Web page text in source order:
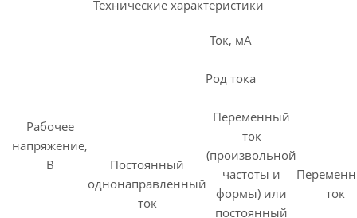
Технические характеристики
Рабочее
напряжение,
В
Ток, мА
Род тока
Постоянный
однонаправленный
ток
Переменный
ток
(произвольной
частоты и
формы) или
постоянный
ток